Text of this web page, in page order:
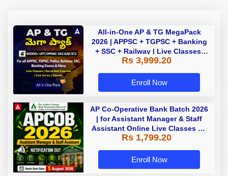
All-in-One AP & TG MegaPack
2026 | APPSC + TGPSC + Banking
+ SSC + Railway | Live Classes,
Test Series, eBooks By Adda247
Rs 3,999.20
Enroll Now
AP Co-Operative Bank Batch 2026
| for Assistant Manager & Staff
Assistant Online Live Classes By
Adda247
Rs 1,799.20
Enroll Now